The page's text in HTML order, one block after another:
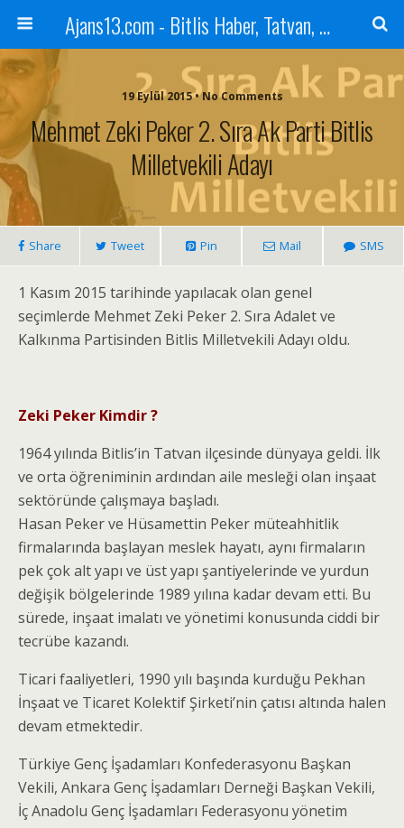
Ajans13.com - Bitlis Haber, Tatvan, Ahlat, Adilcevaz, Mutki, Hizan, Güroymak, Gazete, Ajans, 13, Haber
19 Eylül 2015 • No Comments
Mehmet Zeki Peker 2. Sıra Ak Parti Bitlis
Milletvekili Adayı
Share Tweet Pin Mail SMS
1 Kasım 2015 tarihinde yapılacak olan genel
seçimlerde Mehmet Zeki Peker 2. Sıra Adalet ve
Kalkınma Partisinden Bitlis Milletvekili Adayı oldu.
Zeki Peker Kimdir ?
1964 yılında Bitlis’in Tatvan ilçesinde dünyaya geldi. İlk
ve orta öğreniminin ardından aile mesleği olan inşaat
sektöründe çalışmaya başladı.
Hasan Peker ve Hüsamettin Peker müteahhitlik
firmalarında başlayan meslek hayatı, aynı firmaların
pek çok alt yapı ve üst yapı şantiyelerinde ve yurdun
değişik bölgelerinde 1989 yılına kadar devam etti. Bu
sürede, inşaat imalatı ve yönetimi konusunda ciddi bir
tecrübe kazandı.
Ticari faaliyetleri, 1990 yılı başında kurduğu Pekhan
İnşaat ve Ticaret Kolektif Şirketi’nin çatısı altında halen
devam etmektedir.
Türkiye Genç İşadamları Konfederasyonu Başkan
Vekili, Ankara Genç İşadamları Derneği Başkan Vekili,
İç Anadolu Genç İşadamları Federasyonu yönetim